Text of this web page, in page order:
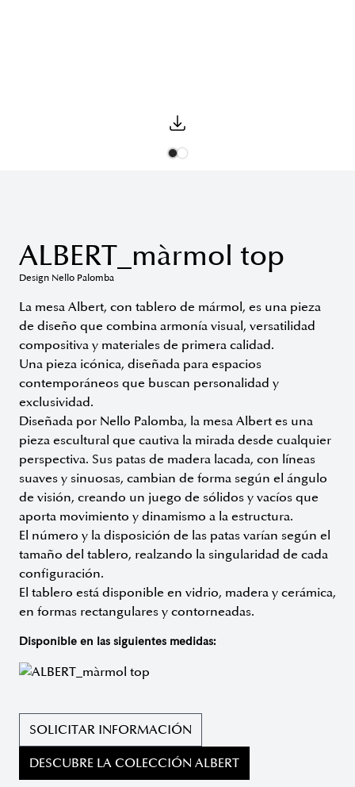
ALBERT_màrmol top
Design Nello Palomba
La mesa Albert, con tablero de mármol, es una pieza
de diseño que combina armonía visual, versatilidad
compositiva y materiales de primera calidad.
Una pieza icónica, diseñada para espacios
contemporáneos que buscan personalidad y
exclusividad.
Diseñada por Nello Palomba, la mesa Albert es una
pieza escultural que cautiva la mirada desde cualquier
perspectiva. Sus patas de madera lacada, con líneas
suaves y sinuosas, cambian de forma según el ángulo
de visión, creando un juego de sólidos y vacíos que
aporta movimiento y dinamismo a la estructura.
El número y la disposición de las patas varían según el
tamaño del tablero, realzando la singularidad de cada
configuración.
El tablero está disponible en vidrio, madera y cerámica,
en formas rectangulares y contorneadas.
Disponible en las siguientes medidas:
SOLICITAR INFORMACIÓN
DESCUBRE LA COLECCIÓN ALBERT